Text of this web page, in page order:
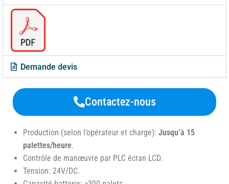
Demande devis
Contactez-nous
Production (selon l’opérateur et charge): Jusqu’à 15
palettes/heure.
Contrôle de manœuvre par PLC écran LCD.
Tension: 24V/DC.